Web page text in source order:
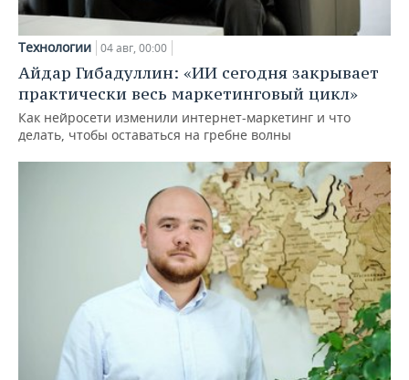
Технологии 04 авг, 00:00
Айдар Гибадуллин: «ИИ сегодня закрывает
практически весь маркетинговый цикл»
Как нейросети изменили интернет-маркетинг и что
делать, чтобы оставаться на гребне волны